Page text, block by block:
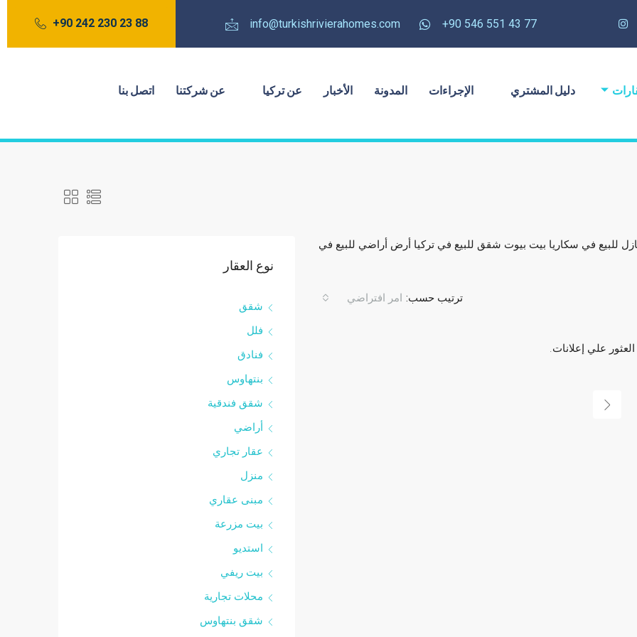
77 43 551 546 90+
info@turkishrivierahomes.com
88 23 230 242 90+
دليل المشتري الإجراءات المدونة الأخبار عن تركيا عن شركتنا اتصل بنا
للبيع في سكاريا بيت بيوت شقق للبيع في تركيا أرض أراضي للبيع في
ترتيب حسب: امر افتراضي
علي إعلانات.
نوع العقار
شقق
فلل
فنادق
بنتهاوس
شقق فندقية
أراضي
عقار تجاري
منزل
مبنى عقاري
بيت مزرعة
استديو
بيت ريفي
محلات تجارية
شقق بنتهاوس